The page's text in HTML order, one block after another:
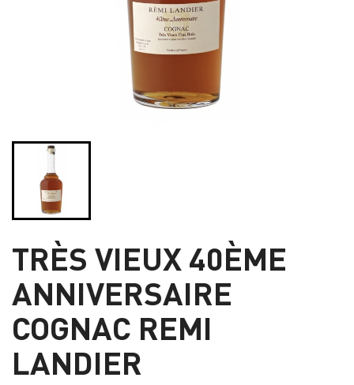
TRÈS VIEUX 40ÈME
ANNIVERSAIRE
COGNAC REMI
LANDIER